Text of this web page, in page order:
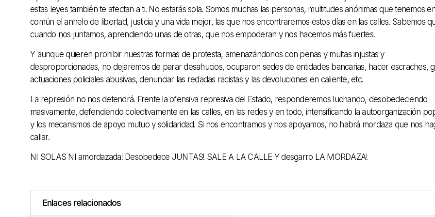
estas leyes también te afectan a ti. No estarás sola. Somos muchas las personas, multitudes anónimas que tenemos
común el anhelo de libertad, justicia y una vida mejor, las que nos encontraremos estos días en las calles. Sabemos
cuando nos juntamos, aprendiendo unas de otras, que nos empoderan y nos hacemos más fuertes.
Y aunque quieren prohibir nuestras formas de protesta, amenazándonos con penas y multas injustas y
desproporcionadas, no dejaremos de parar desahucios, ocuparon sedes de entidades bancarias, hacer escraches,
actuaciones policiales abusivas, denunciar las redadas racistas y las devoluciones en caliente, etc.
La represión no nos detendrá. Frente la ofensiva represiva del Estado, responderemos luchando, desobedeciendo
masivamente, defendiendo colectivamente en las calles, en las redes y en todo, intensificando la autoorganización
y los mecanismos de apoyo mutuo y solidaridad. Si nos encontramos y nos apoyamos, no habrá mordaza que nos
callar.
NI SOLAS NI amordazada! Desobedece JUNTAS! SALE A LA CALLE Y desgarro LA MORDAZA!
Enlaces relacionados